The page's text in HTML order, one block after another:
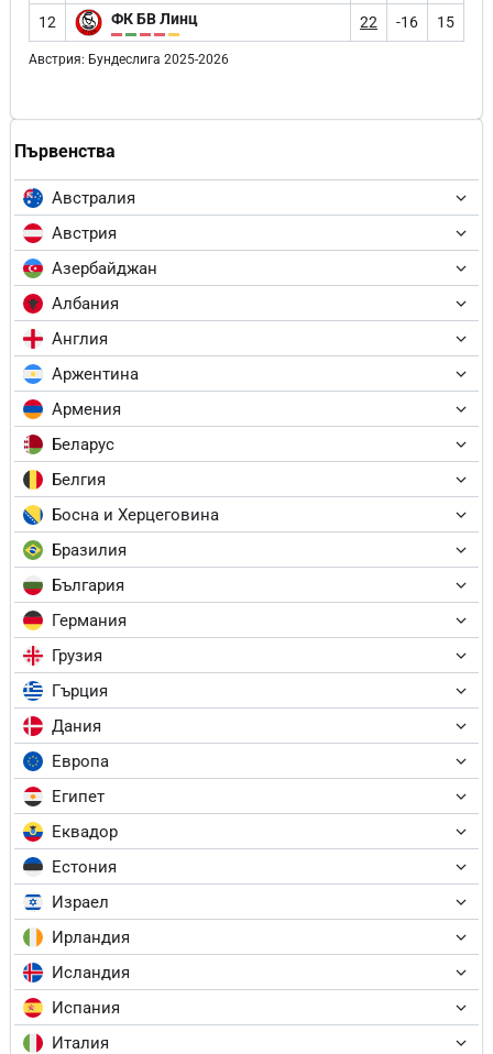
Първенства
Австралия
Австрия
Азербайджан
Албания
Англия
Аржентина
Армения
Беларус
Белгия
Босна и Херцеговина
Бразилия
България
Германия
Грузия
Гърция
Дания
Европа
Египет
Еквадор
Естония
Израел
Ирландия
Исландия
Испания
Италия
12 ФК БВ Линц 22 -16 15
Австрия: Бундеслига 2025-2026